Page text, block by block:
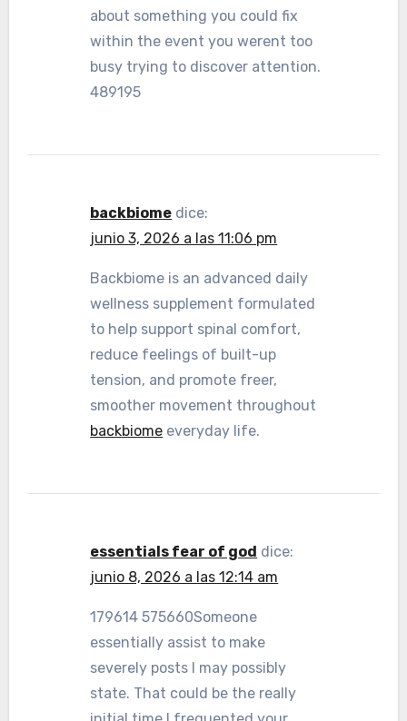
about something you could fix
within the event you werent too
busy trying to discover attention.
489195
backbiome dice:
junio 3, 2026 a las 11:06 pm
Backbiome is an advanced daily
wellness supplement formulated
to help support spinal comfort,
reduce feelings of built-up
tension, and promote freer,
smoother movement throughout
backbiome everyday life.
essentials fear of god dice:
junio 8, 2026 a las 12:14 am
179614 575660Someone
essentially assist to make
severely posts I may possibly
state. That could be the really